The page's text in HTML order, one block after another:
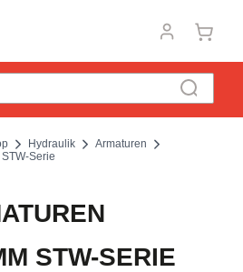
Hydraulik
Armaturen
Serie
STW-SERIE